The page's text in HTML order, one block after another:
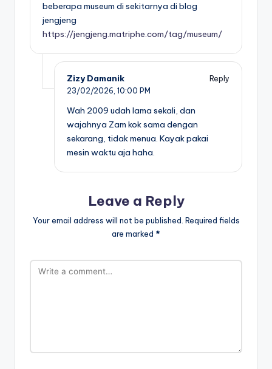
beberapa museum di sekitarnya di blog
jengjeng
https://jengjeng.matriphe.com/tag/museum/
Zizy Damanik
Reply
23/02/2026, 10:00 PM
Wah 2009 udah lama sekali, dan
wajahnya Zam kok sama dengan
sekarang, tidak menua. Kayak pakai
mesin waktu aja haha.
Leave a Reply
Your email address will not be published. Required fields
are marked *